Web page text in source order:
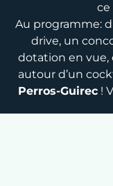
ce
Au programme:
drive, un
dotation en vue,
autour d’un
Perros-Guirec !